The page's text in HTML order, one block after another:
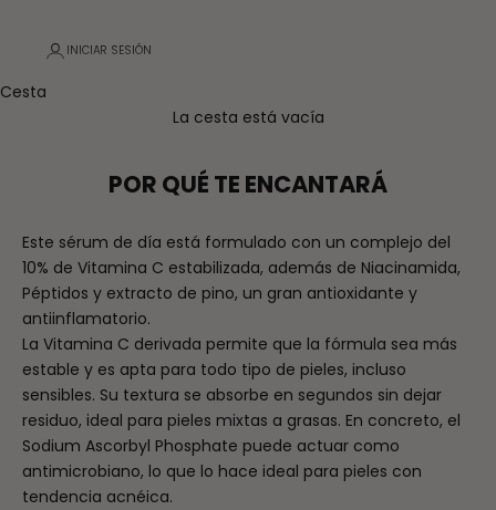
INICIAR SESIÓN
Cesta
La cesta está vacía
POR QUÉ TE ENCANTARÁ
Este sérum de día está formulado con un complejo del
10% de Vitamina C estabilizada, además de Niacinamida,
Péptidos y extracto de pino, un gran antioxidante y
antiinflamatorio.
La Vitamina C derivada permite que la fórmula sea más
estable y es apta para todo tipo de pieles, incluso
sensibles. Su textura se absorbe en segundos sin dejar
residuo, ideal para pieles mixtas a grasas. En concreto, el
Sodium Ascorbyl Phosphate puede actuar como
antimicrobiano, lo que lo hace ideal para pieles con
tendencia acnéica.